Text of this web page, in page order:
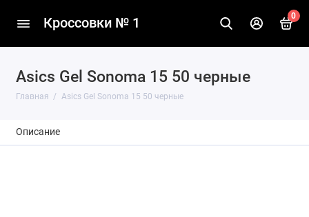
Кроссовки № 1 0
Asics Gel Sonoma 15 50 черные
Главная Asics Gel Sonoma 15 50 черные
Описание